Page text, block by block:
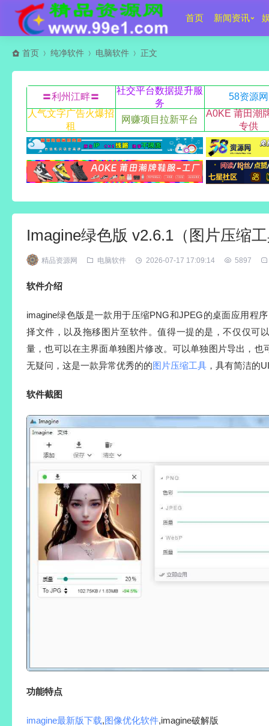
首页 新闻资讯
首页 纯净软件 电脑软件 正文
〓利州江畔〓
社交平台数据提升服
务
58资源网
人气文字广告火爆招
租
网赚项目拉新平台
A0KE 莆田潮
专供
Imagine绿色版 v2.6.1（图片压缩
精品资源网 电脑软件 2026-07-17 17:09:14 5897
软件介绍
imagine绿色版是一款用于压缩PNG和JPEG的桌面应用程
择文件，以及拖移图片至软件。值得一提的是，不仅仅可
量，也可以在主界面单独图片修改。可以单独图片导出，也
无疑问，这是一款异常优秀的的图片压缩工具 ，具有简洁的
软件截图
功能特点
imagine最新版下载,图像优化软件,imagine破解版